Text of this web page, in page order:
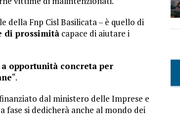
della Fnp Cisl Basilicata – è quello di
di prossimità capace di aiutare i
opportunità concreta per
“.
dal ministero delle Imprese e
fase si dedicherà anche al mondo dei